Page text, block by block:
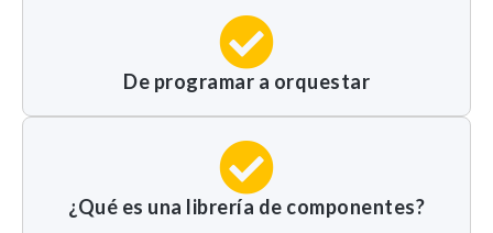
De programar a orquestar
¿Qué es una librería de componentes?
_hjSessionUser
Para que
nuestra web